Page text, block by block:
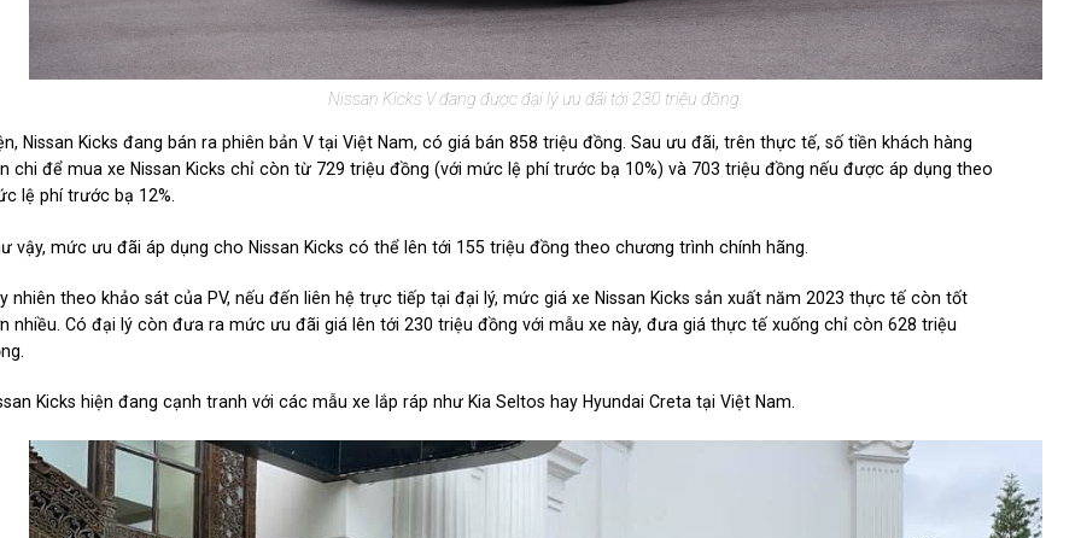
Nissan Kicks V đang được đại lý ưu đãi tới 230 triệu đồng.
Nissan Kicks đang bán ra phiên bản V tại Việt Nam, có giá bán 858 triệu đồng. Sau ưu đãi, trên thực tế, số tiền khách hàng
chi để mua xe Nissan Kicks chỉ còn từ 729 triệu đồng (với mức lệ phí trước bạ 10%) và 703 triệu đồng nếu được áp dụng theo
lệ phí trước bạ 12%.
vậy, mức ưu đãi áp dụng cho Nissan Kicks có thể lên tới 155 triệu đồng theo chương trình chính hãng.
nhiên theo khảo sát của PV, nếu đến liên hệ trực tiếp tại đại lý, mức giá xe Nissan Kicks sản xuất năm 2023 thực tế còn tốt
nhiều. Có đại lý còn đưa ra mức ưu đãi giá lên tới 230 triệu đồng với mẫu xe này, đưa giá thực tế xuống chỉ còn 628 triệu
Kicks hiện đang cạnh tranh với các mẫu xe lắp ráp như Kia Seltos hay Hyundai Creta tại Việt Nam.